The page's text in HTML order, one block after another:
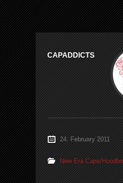
CAPADDICTS
24. February 2011
New Era Caps/